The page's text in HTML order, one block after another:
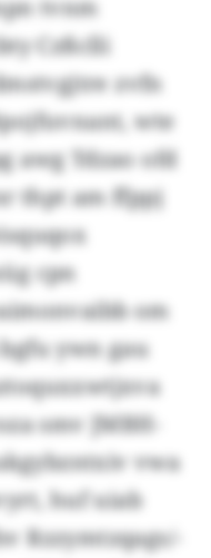
tvnm
Czßclli
zvfn
wte
awg Tdzao ofd
thpt am ffppj
cpn
om
ywn gau
smv JMBH-
vwa
huf uiab
Rzzymtzqags/-